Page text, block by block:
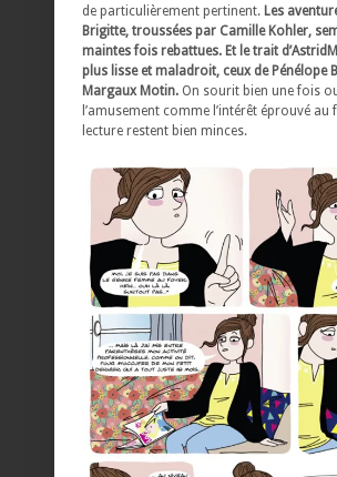
de particulièrement pertinent. Les
Brigitte, troussées par Camille Kohler,
maintes fois rebattues. Et le trait
plus lisse et maladroit, ceux de Pénélope
Margaux Motin. On sourit bien une fois
l’amusement comme l’intérêt éprouvé au
lecture restent bien minces.